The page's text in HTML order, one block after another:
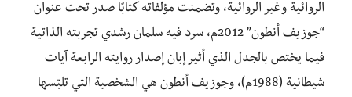
الروائية وغير الروائية، وتضمنت مؤلفاته كتابًا صدر تحت عنوان
“جوزيف أنطون” 2012م، سرد فيه سلمان رشدي تجربته الذاتية
فيما يختص بالجدل الذي أثير إبان إصدار روايته الرابعة آيات
شيطانية (1988م)، وجوزيف أنطون هي الشخصية التي تلبّسها